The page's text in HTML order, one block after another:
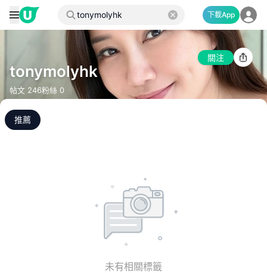
下載App
tonymolyhk
帖文 246粉絲 0
關注
推薦
未有相關標籤